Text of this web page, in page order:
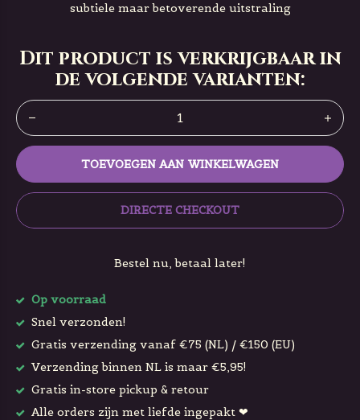
subtiele maar betoverende uitstraling
Dit product is verkrijgbaar in
de volgende varianten:
TOEVOEGEN AAN WINKELWAGEN
DIRECTE CHECKOUT
Bestel nu, betaal later!
Op voorraad
Snel verzonden!
Gratis verzending vanaf €75 (NL) / €150 (EU)
Verzending binnen NL is maar €5,95!
Gratis in-store pickup & retour
Alle orders zijn met liefde ingepakt ❤